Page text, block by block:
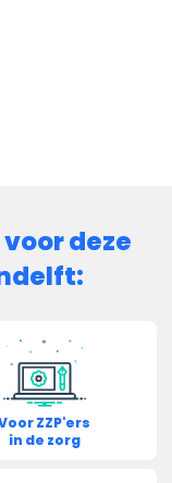
deze
ZZP'ers
in de zorg